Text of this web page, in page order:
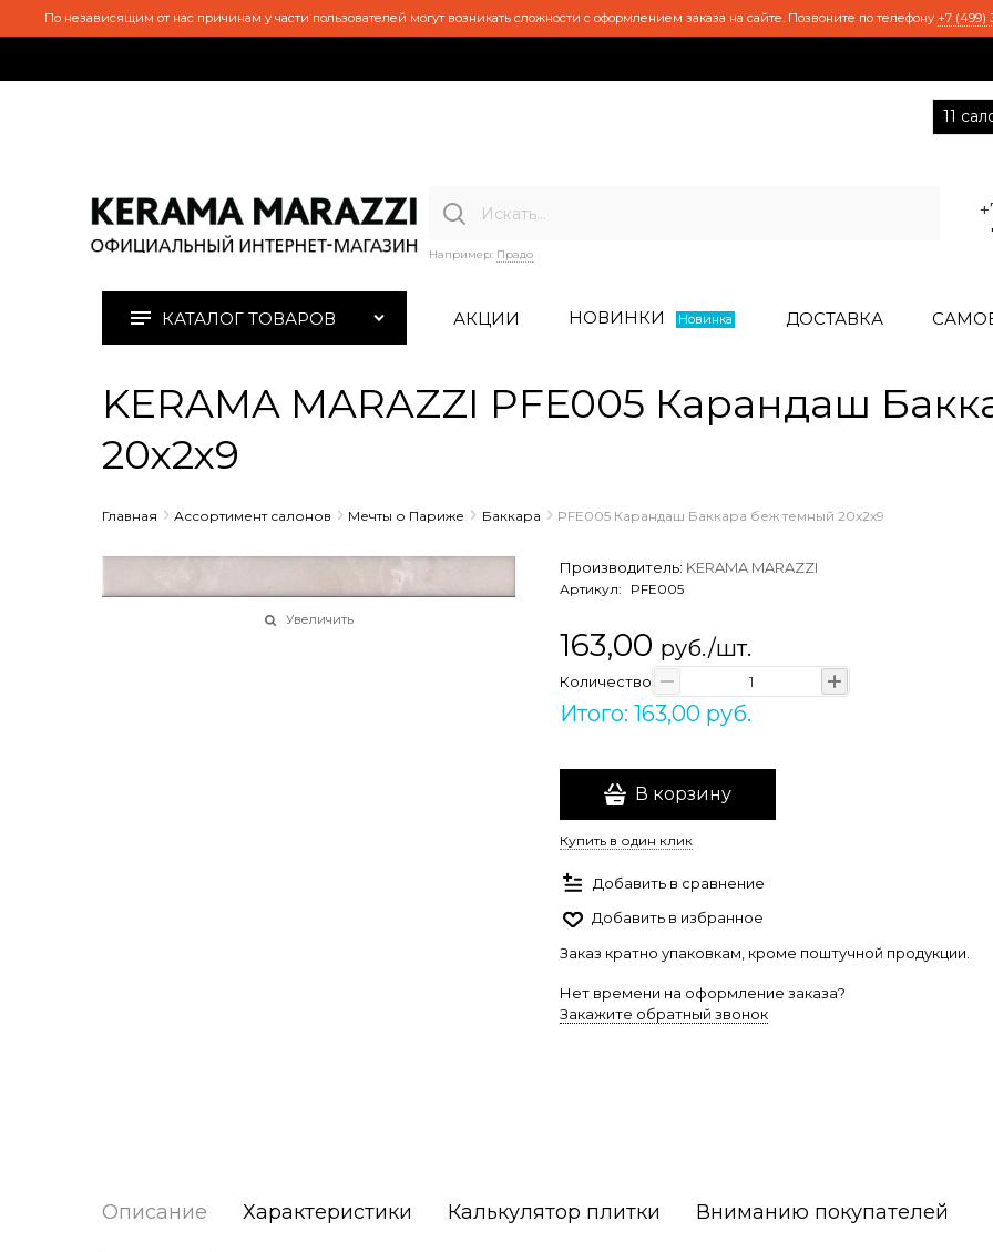
По независящим от нас причинам у части пользователей могут возникать сложности с оформлением заказа на сайте. Позвоните по телефону +7 (499)
11
Например: Прадо
КАТАЛОГ ТОВАРОВ АКЦИИ НОВИНКИ Новинка ДОСТАВКА
KERAMA MARAZZI PFE005 Карандаш
20х2х9
Главная Ассортимент салонов Мечты о Париже Баккара PFE005 Карандаш Баккара беж темный 20х2х9
Увеличить
Производитель: KERAMA MARAZZI
Артикул: PFE005
163,00 руб./шт.
Количество
Итого: 163,00 руб.
В корзину
Купить в один клик
Добавить в сравнение
Добавить в избранное
Заказ кратно упаковкам, кроме поштучной продукции.
Нет времени на оформление заказа?
Закажите обратный звонок
Описание Характеристики Калькулятор плитки Вниманию покупателей